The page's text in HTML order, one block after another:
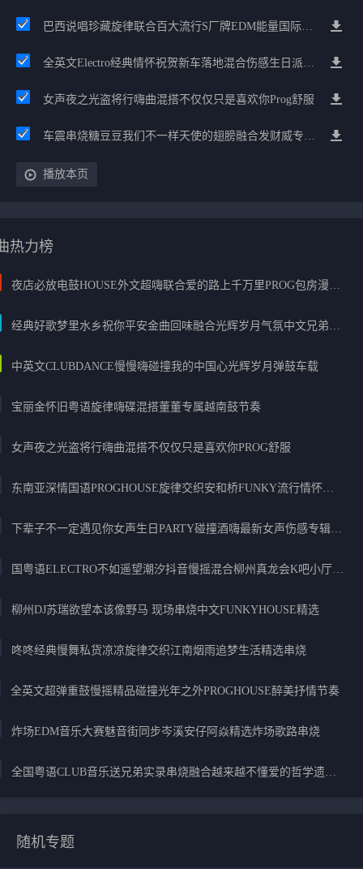
巴西说唱珍藏旋律联合百大流行S厂牌EDM能量国际电音串烧
全英文Electro经典情怀祝贺新车落地混合伤感生日派对中文Club串烧
女声夜之光盗将行嗨曲混搭不仅仅只是喜欢你Prog舒服
车震串烧糖豆豆我们不一样天使的翅膀融合发财威专属金边太空仓节奏
播放本页
热力榜
夜店必放电鼓HOUSE外文超嗨联合爱的路上千万里PROG包房漫步上头
经典好歌梦里水乡祝你平安金曲回味融合光辉岁月气氛中文兄弟串烧
中英文CLUBDANCE慢慢嗨碰撞我的中国心光辉岁月弹鼓车载
宝丽金怀旧粤语旋律嗨碟混搭董董专属越南鼓节奏
女声夜之光盗将行嗨曲混搭不仅仅只是喜欢你PROG舒服
东南亚深情国语PROGHOUSE旋律交织安和桥FUNKY流行情怀串烧
下辈子不一定遇见你女声生日PARTY碰撞酒嗨最新女声伤感专辑实录
国粤语ELECTRO不如遥望潮汐抖音慢摇混合柳州真龙会K吧小厅小康混音
柳州DJ苏瑞欲望本该像野马 现场串烧中文FUNKYHOUSE精选
咚咚经典慢舞私货凉凉旋律交织江南烟雨追梦生活精选串烧
全英文超弹重鼓慢摇精品碰撞光年之外PROGHOUSE醉美抒情节奏
炸场EDM音乐大赛魅音街同步岑溪安仔阿焱精选炸场歌路串烧
全国粤语CLUB音乐送兄弟实录串烧融合越来越不懂爱的哲学遗憾专辑
随机专题